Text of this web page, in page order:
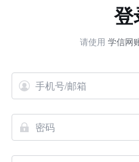
登
请使用 学信网